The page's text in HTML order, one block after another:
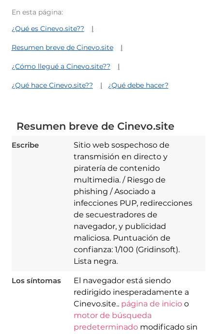
En esta página:
¿Qué es Cinevo.site??
Resumen breve de Cinevo.site
¿Cómo llegué a Cinevo.site??
¿Qué hace Cinevo.site?? ¿Qué debe hacer?
Resumen breve de Cinevo.site
Escribe
Sitio web sospechoso de
transmisión en directo y
piratería de contenido
multimedia. / Riesgo de
phishing / Asociado a
infecciones PUP, redirecciones
de secuestradores de
navegador, y publicidad
maliciosa. Puntuación de
confianza: 1/100 (Gridinsoft).
Lista negra.
Los síntomas
El navegador está siendo
redirigido inesperadamente a
Cinevo.site.. página de inicioo
motor de búsqueda
predeterminadomodificado sin